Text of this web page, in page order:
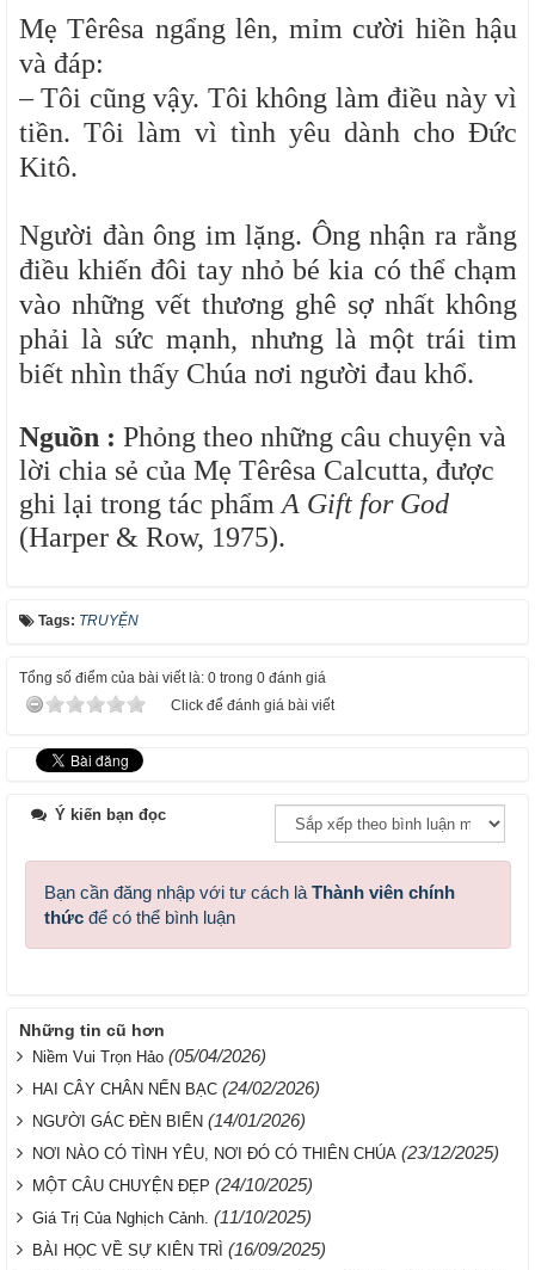
Mẹ Têrêsa ngẩng lên, mỉm cười hiền hậu
và đáp:
– Tôi cũng vậy. Tôi không làm điều này vì
tiền. Tôi làm vì tình yêu dành cho Đức
Kitô.
Người đàn ông im lặng. Ông nhận ra rằng
điều khiến đôi tay nhỏ bé kia có thể chạm
vào những vết thương ghê sợ nhất không
phải là sức mạnh, nhưng là một trái tim
biết nhìn thấy Chúa nơi người đau khổ.
Nguồn : Phỏng theo những câu chuyện và
lời chia sẻ của Mẹ Têrêsa Calcutta, được
ghi lại trong tác phẩm A Gift for God
(Harper & Row, 1975).
Tags: TRUYỆN
Tổng số điểm của bài viết là: 0 trong 0 đánh giá
Click để đánh giá bài viết
Ý kiến bạn đọc
Bạn cần đăng nhập với tư cách là Thành viên chính
thức để có thể bình luận
Những tin cũ hơn
Niềm Vui Trọn Hảo (05/04/2026)
HAI CÂY CHÂN NẾN BẠC (24/02/2026)
NGƯỜI GÁC ĐÈN BIỂN (14/01/2026)
NƠI NÀO CÓ TÌNH YÊU, NƠI ĐÓ CÓ THIÊN CHÚA (23/12/2025)
MỘT CÂU CHUYỆN ĐẸP (24/10/2025)
Giá Trị Của Nghịch Cảnh. (11/10/2025)
BÀI HỌC VỀ SỰ KIÊN TRÌ (16/09/2025)